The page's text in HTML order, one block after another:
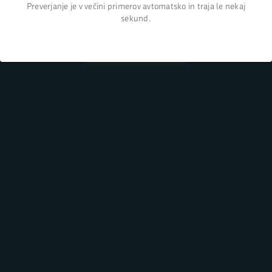
Preverjanje je v večini primerov avtomatsko in traja le nekaj
sekund.